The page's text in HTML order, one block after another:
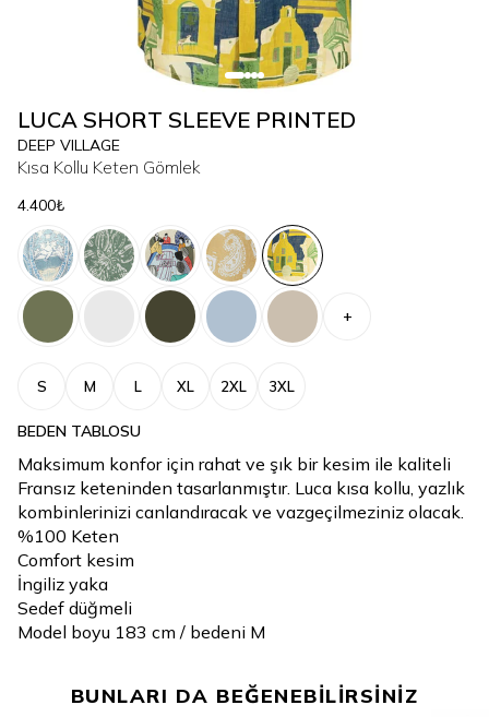
LUCA SHORT SLEEVE PRINTED
DEEP VILLAGE
Kısa Kollu Keten Gömlek
4.400₺
+
S M L XL 2XL 3XL
BEDEN TABLOSU
Maksimum konfor için rahat ve şık bir kesim ile kaliteli
Fransız keteninden tasarlanmıştır. Luca kısa kollu, yazlık
kombinlerinizi canlandıracak ve vazgeçilmeziniz olacak.
%100 Keten
Comfort kesim
İngiliz yaka
Sedef düğmeli
Model boyu 183 cm / bedeni M
BUNLARI DA BEĞENEBİLİRSİNİZ